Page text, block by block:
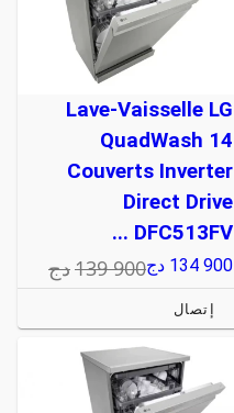
Lave-Vaisselle LG
QuadWash 14
Couverts Inverter
Direct Drive
DFC513FV ...
134 900 دج139 900دج
إتصال